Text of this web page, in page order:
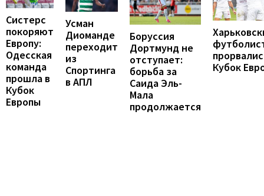
Систерс
покоряют
Европу:
Одесская
команда
прошла в
Кубок
Европы
Усман
Диоманде
переходит
из
Спортинга
в АПЛ
Боруссия
Дортмунд не
отступает:
борьба за
Саида Эль-
Мала
продолжается
Кубок